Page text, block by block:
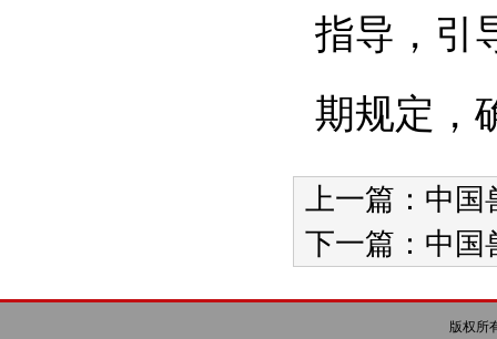
指导，引
期规定，
上一篇： 中国
下一篇： 中国
版权所